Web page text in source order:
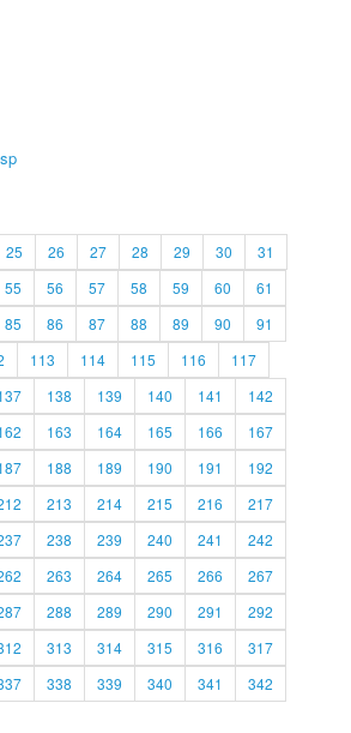
25 26 27 28 29 30
31
55 56 57 58 59 60
61
85 86 87 88 89 90
91
113 114 115 116
117
138 139 140 141
142
163 164 165 166
167
188 189 190 191
192
213 214 215 216
217
238 239 240 241
242
263 264 265 266
267
288 289 290 291
292
313 314 315 316
317
338 339 340 341
342